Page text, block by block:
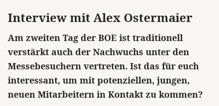
Interview mit Alex Ostermaier
Am zweiten Tag der BOE ist traditionell
verstärkt auch der Nachwuchs unter den
Messebesuchern vertreten. Ist das für euch
interessant, um mit potenziellen, jungen,
neuen Mitarbeitern in Kontakt zu kommen?